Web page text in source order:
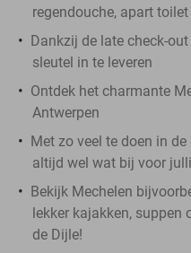
regendouche, apart
Dankzij de late check-
sleutel in te leveren
Ontdek het charmante
Antwerpen
Met zo veel te doen in
altijd wel wat bij voor
Bekijk Mechelen
lekker kajakken, suppen
de Dijle!